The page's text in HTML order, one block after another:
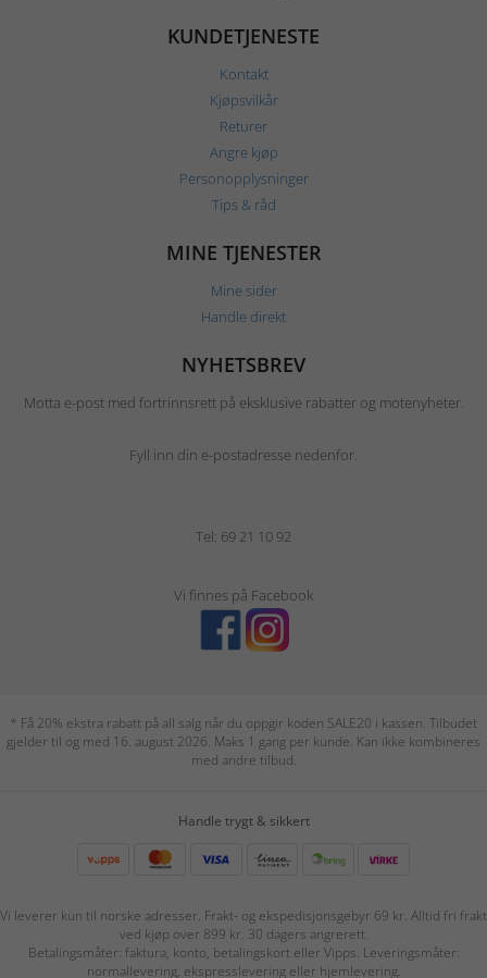
KUNDETJENESTE
Kontakt
Kjøpsvilkår
Returer
Angre kjøp
Personopplysninger
Tips & råd
MINE TJENESTER
Mine sider
Handle direkt
NYHETSBREV
Motta e-post med fortrinnsrett på eksklusive rabatter og motenyheter.
Fyll inn din e-postadresse nedenfor.
Tel: 69 21 10 92
Vi finnes på Facebook
* Få 20% ekstra rabatt på all salg når du oppgir koden SALE20 i kassen. Tilbudet
gjelder til og med 16. august 2026. Maks 1 gang per kunde. Kan ikke kombineres
med andre tilbud.
Handle trygt & sikkert
Vi leverer kun til norske adresser. Frakt- og ekspedisjonsgebyr 69 kr. Alltid fri frakt
ved kjøp over 899 kr. 30 dagers angrerett.
Betalingsmåter: faktura, konto, betalingskort eller Vipps. Leveringsmåter:
normallevering, ekspresslevering eller hjemlevering.